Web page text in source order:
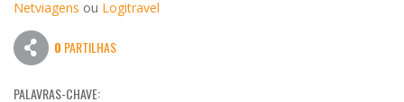
Netviagens ou Logitravel
0 PARTILHAS
PALAVRAS-CHAVE: